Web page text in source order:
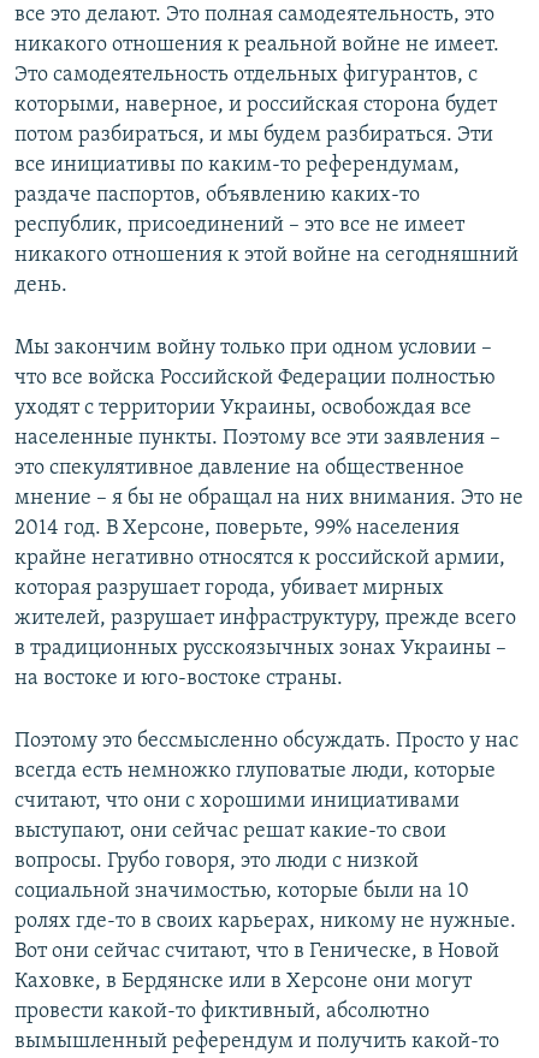
й
д
д
все это делают. Это полная самодеятельность, это
никакого отношения к реальной войне не имеет.
Это самодеятельность отдельных фигурантов, с
которыми, наверное, и российская сторона будет
потом разбираться, и мы будем разбираться. Эти
все инициативы по каким-то референдумам,
раздаче паспортов, объявлению каких-то
республик, присоединений – это все не имеет
никакого отношения к этой войне на сегодняшний
день.
Мы закончим войну только при одном условии –
что все войска Российской Федерации полностью
уходят с территории Украины, освобождая все
населенные пункты. Поэтому все эти заявления –
это спекулятивное давление на общественное
мнение – я бы не обращал на них внимания. Это не
2014 год. В Херсоне, поверьте, 99% населения
крайне негативно относятся к российской армии,
которая разрушает города, убивает мирных
жителей, разрушает инфраструктуру, прежде всего
в традиционных русскоязычных зонах Украины –
на востоке и юго-востоке страны.
Поэтому это бессмысленно обсуждать. Просто у нас
всегда есть немножко глуповатые люди, которые
считают, что они с хорошими инициативами
выступают, они сейчас решат какие-то свои
вопросы. Грубо говоря, это люди с низкой
социальной значимостью, которые были на 10
ролях где-то в своих карьерах, никому не нужные.
Вот они сейчас считают, что в Геническе, в Новой
Каховке, в Бердянске или в Херсоне они могут
провести какой-то фиктивный, абсолютно
вымышленный референдум и получить какой-то